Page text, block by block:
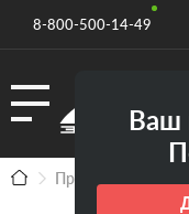
8-800-500-14-49
Ваш
Продукция